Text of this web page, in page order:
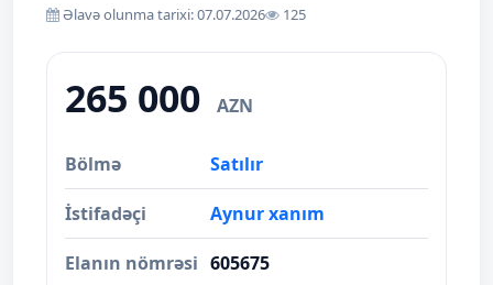
Əlavə olunma tarixi: 07.07.2026 125
265 000 AZN
Bölmə Satılır
İstifadəçi Aynur xanım
Elanın nömrəsi 605675